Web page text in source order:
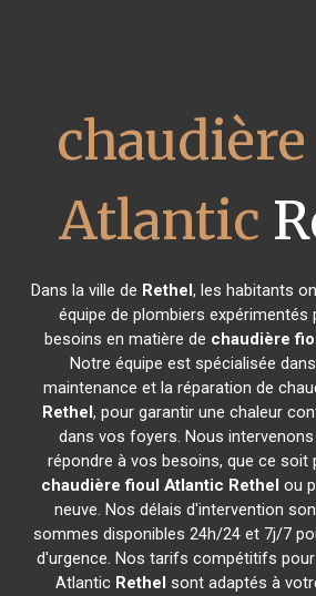
Atlantic
Dans la ville de Rethel, les habitants
équipe de plombiers expérimentés
besoins en matière de chaudière
Notre équipe est spécialisée
maintenance et la réparation de
Rethel, pour garantir une chaleur
dans vos foyers. Nous
répondre à vos besoins, que ce soit
chaudière fioul Atlantic Rethel ou
neuve. Nos délais d'intervention
sommes disponibles 24h/24 et 7j/7
d'urgence. Nos tarifs compétitifs
Atlantic Rethel sont adaptés à